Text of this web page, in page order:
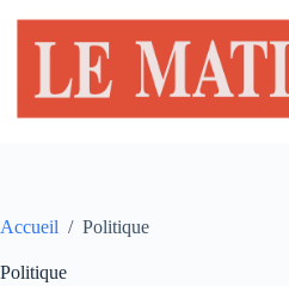
contenu
Accueil / Politique
Politique